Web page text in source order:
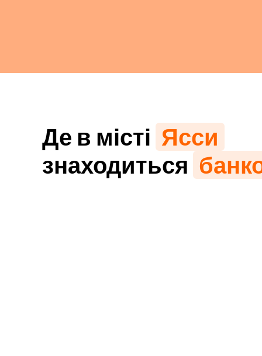
Де в місті Ясси
знаходиться